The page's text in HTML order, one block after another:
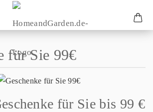
für Sie 99€
für Sie bis 99 €